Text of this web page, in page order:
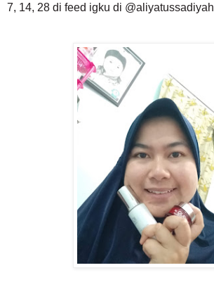
7, 14, 28 di feed igku di @aliyatussadiyah